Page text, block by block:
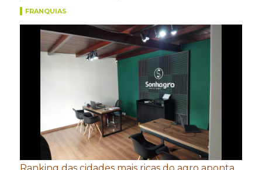
FRANQUIAS
Ranking das cidades mais ricas do agro aponta